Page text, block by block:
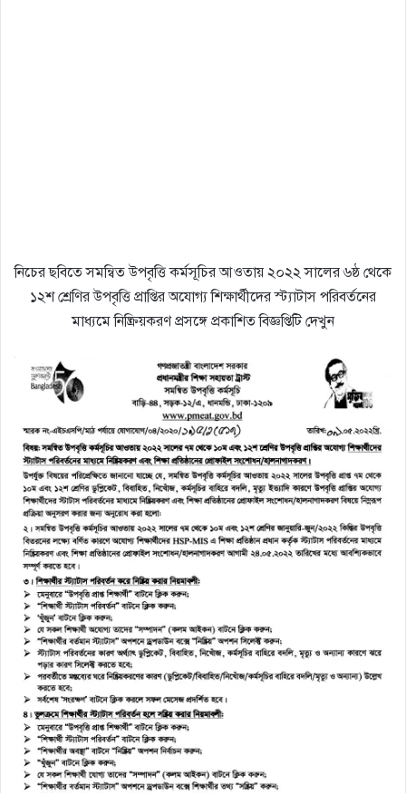
নিচের ছবিতে সমন্বিত উপবৃত্তি কর্মসূচির আওতায় ২০২২ সালের ৬ষ্ঠ থেকে
১২শ শ্রেণির উপবৃত্তি প্রাপ্তির অযােগ্য শিক্ষার্থীদের স্ট্যাটাস পরিবর্তনের
মাধ্যমে নিষ্ক্রিয়করণ প্রসঙ্গে প্রকাশিত বিজ্ঞপ্তিটি দেখুন